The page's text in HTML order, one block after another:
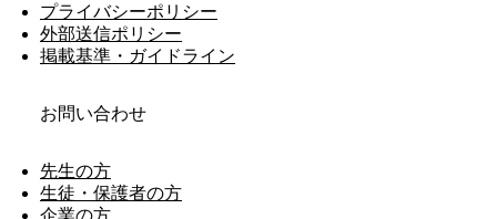
プライバシーポリシー
外部送信ポリシー
掲載基準・ガイドライン
お問い合わせ
先生の方
生徒・保護者の方
企業の方